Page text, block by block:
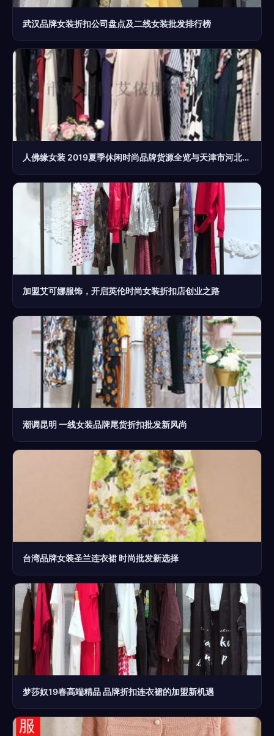
武汉品牌女装折扣公司盘点及二线女装批发排行榜
人佛缘女装 2019夏季休闲时尚品牌货源全览与天津市河北区艾依服饰批发商行介绍
加盟艾可娜服饰，开启英伦时尚女装折扣店创业之路
潮调昆明 一线女装品牌尾货折扣批发新风尚
台湾品牌女装圣兰连衣裙 时尚批发新选择
梦莎奴19春高端精品 品牌折扣连衣裙的加盟新机遇